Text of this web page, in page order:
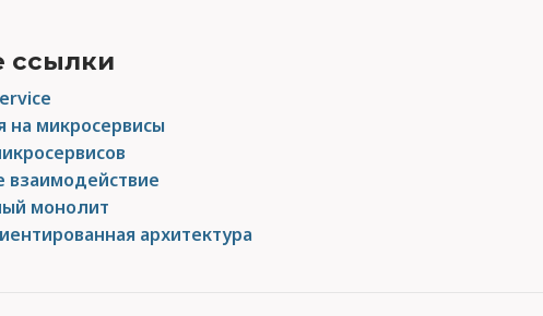
ссылки
микросервисы
монолит
архитектура